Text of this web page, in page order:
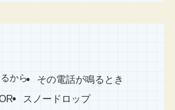
るから その電話が鳴るとき
スノードロップ